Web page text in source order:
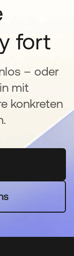
fort
– oder
mit
konkreten
neuen